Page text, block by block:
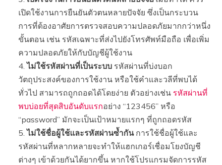
เปิดใช้งานการยืนยันตัวตนหลายปัจจัย ซึ่งเป็นกระบวน
การที่ต้องอาศัยการตรวจสอบความปลอดภัยมากกว่าหนึ่ง
ขั้นตอน เช่น รหัสเฉพาะที่ส่งไปยังโทรศัพท์มือถือ เพื่อเพิ่ม
ความปลอดภัยให้กับบัญชีผู้ใช้งาน
ไม่ใช้รหัสผ่านที่เป็นระบบ รหัสผ่านที่บ่งบอก
วัตถุประสงค์ของการใช้งาน หรือใช้คำและวลีที่พบได้
ทั่วไป สามารถถูกถอดได้โดยง่าย ตัวอย่างเช่น รหัสผ่านที่
พบบ่อยที่สุดสิบอันดับแรกอย่าง “123456” หรือ
“password” มักจะเป็นเป้าหมายแรกๆ ที่ถูกถอดรหัส
ไม่ใช้ชื่อผู้ใช้และรหัสผ่านซ้ำกันการใช้ชื่อผู้ใช้และ
รหัสผ่านที่หลากหลายจะทำให้แฮกเกอร์เชื่อมโยงบัญชี
ต่างๆ เข้าด้วยกันได้ยากขึ้น หากใช้โปรแกรมจัดการรหัส